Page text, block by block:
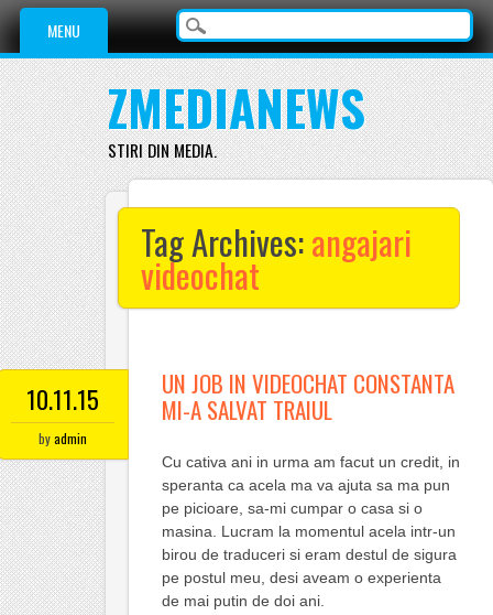
Main menu
Skip
content
MENU
ZMEDIANEWS
STIRI DIN MEDIA.
Tag Archives:angajari
videochat
10.11.15
byadmin
UN JOB IN VIDEOCHAT CONSTANTA
MI-A SALVAT TRAIUL
Cu cativa ani in urma am facut un credit, in
speranta ca acela ma va ajuta sa ma pun
pe picioare, sa-mi cumpar o casa si o
masina. Lucram la momentul acela intr-un
birou de traduceri si eram destul de sigura
pe postul meu, desi aveam o experienta
de mai putin de doi ani.